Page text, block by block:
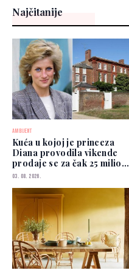
Najčitanije
AMBIJENT
Kuća u kojoj je princeza
Diana provodila vikende
prodaje se za čak 25 miliona
funti
03. 08. 2026.